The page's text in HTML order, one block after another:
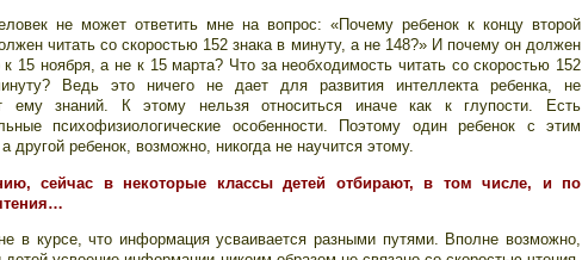
не может ответить мне на вопрос: «Почему ребенок к концу второй
читать со скоростью 152 знака в минуту, а не 148?» И почему он должен
к 15 ноября, а не к 15 марта? Что за необходимость читать со скоростью 152
Ведь это ничего не дает для развития интеллекта ребенка, не
ему знаний. К этому нельзя относиться иначе как к глупости. Есть
психофизиологические особенности. Поэтому один ребенок с этим
другой ребенок, возможно, никогда не научится этому.
сейчас в некоторые классы детей отбирают, в том числе, и по
в курсе, что информация усваивается разными путями. Вполне возможно,